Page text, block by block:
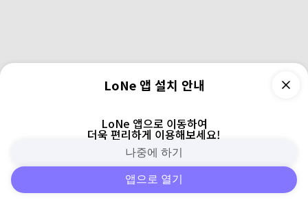
피드 주변 검색 로그인
LoNe 앱 설치 안내
LoNe 앱으로 이동하여
더욱 편리하게 이용해보세요!
나중에 하기
앱으로 열기